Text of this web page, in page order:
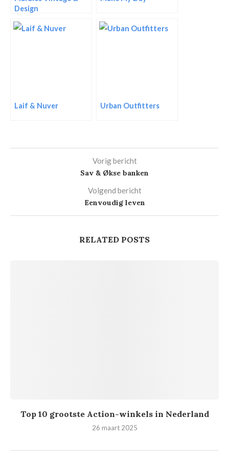
Design
Laif & Nuver Urban Outfitters
Vorig bericht
Sav & Økse banken
Volgend bericht
Eenvoudig leven
RELATED POSTS
Top 10 grootste Action-winkels in Nederland
26 maart 2025